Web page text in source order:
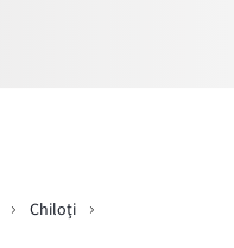
Chiloţi